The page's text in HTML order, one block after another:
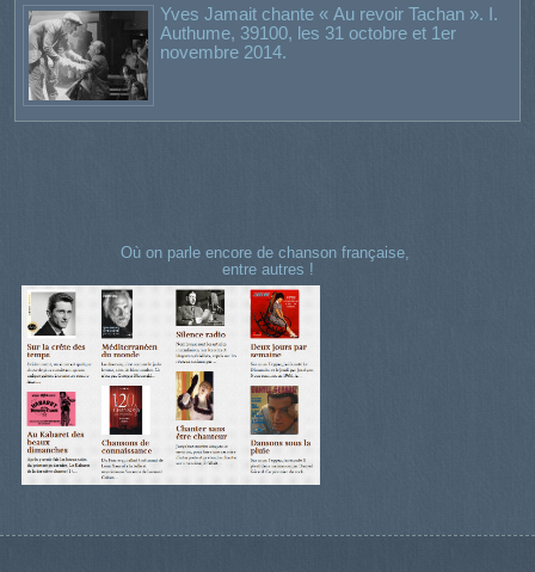
Yves Jamait chante « Au revoir Tachan ». I.
Authume, 39100, les 31 octobre et 1er
novembre 2014.
Où on parle encore de chanson française,
entre autres !